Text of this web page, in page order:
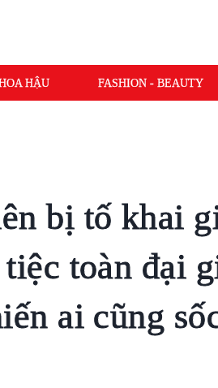
HẬU FASHION - BEAUTY
bị tố khai
toàn đại
ai cũng